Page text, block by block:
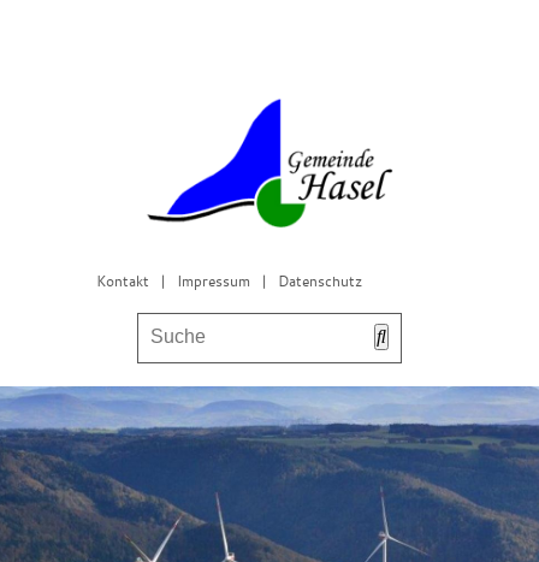
Kontakt | Impressum | Datenschutz
Bürgerservice & Gemeinderat
Leben in Hasel